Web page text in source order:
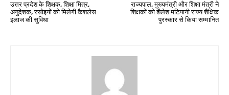
उत्तर प्रदेश के शिक्षक, शिक्षा मित्र,
अनुदेशक, रसोइयों को मिलेगी कैशलेस
इलाज की सुविधा
राज्यपाल, मुख्यमंत्री और शिक्षा मंत्री ने
शिक्षकों को शैलेश मटियानी राज्य शैक्षिक
पुरस्कार से किया सम्मानित